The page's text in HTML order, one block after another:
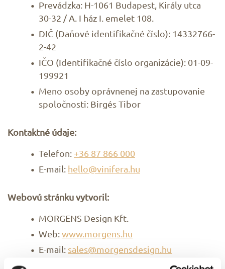
Prevádzka: H-1061 Budapest, Király utca
30-32 / A. I ház I. emelet 108.
DIČ (Daňové identifikačné číslo): 14332766-
2-42
IČO (Identifikačné číslo organizácie): 01-09-
199921
Meno osoby oprávnenej na zastupovanie
spoločnosti: Birgés Tibor
Kontaktné údaje:
Telefon: +36 87 866 000
E-mail: hello@vinifera.hu
Webovú stránku vytvoril:
MORGENS Design Kft.
Web:www.morgens.hu
E-mail: sales@morgensdesign.hu